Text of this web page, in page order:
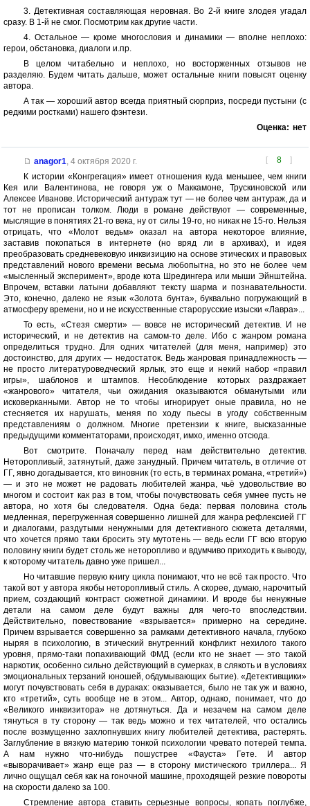
3. Детективная составляющая неровная. Во 2-й книге злодея угадал
сразу. В 1-й не смог. Посмотрим как другие части.
4. Остальное — кроме многословия и динамики — вполне неплохо:
герои, обстановка, диалоги и.пр.
В целом читабельно и неплохо, но восторженных отзывов не
разделяю. Будем читать дальше, может остальные книги повысят оценку
автора.
А так — хороший автор всегда приятный сюрприз, посреди пустыни (с
редкими ростками) нашего фэнтези.
Оценка: нет
[ 8 ]
anagor1, 4 октября 2020 г.
К истории «Конгрегация» имеет отношения куда меньшее, чем книги
Кея или Валентинова, не говоря уж о Маккамоне, Трускиновской или
Алексее Иванове. Исторический антураж тут — не более чем антураж, да и
тот не прописан толком. Люди в романе действуют — современные,
мыслящие в понятиях 21-го века, ну от силы 19-го, но никак не 15-го. Нельзя
отрицать, что «Молот ведьм» оказал на автора некоторое влияние,
заставив покопаться в интернете (но вряд ли в архивах), и идея
преобразовать средневековую инквизицию на основе этических и правовых
представлений нового времени весьма любопытна, но это не более чем
«мысленный эксперимент», вроде кота Шредингера или мыши Эйнштейна.
Впрочем, вставки латыни добавляют тексту шарма и познавательности.
Это, конечно, далеко не язык «Золота бунта», буквально погружающий в
атмосферу времени, но и не искусственные старорусские изыски «Лавра»...
То есть, «Стезя смерти» — вовсе не исторический детектив. И не
исторический, и не детектив на самом-то деле. Ибо с жанром романа
определиться трудно. Для одних читателей (для меня, например) это
достоинство, для других — недостаток. Ведь жанровая принадлежность —
не просто литературоведческий ярлык, это еще и некий набор «правил
игры», шаблонов и штампов. Несоблюдение которых раздражает
«жанрового» читателя, чьи ожидания оказываются обманутыми или
исковерканными. Автор не то чтобы игнорирует оные правила, но не
стесняется их нарушать, меняя по ходу пьесы в угоду собственным
представлениям о должном. Многие претензии к книге, высказанные
предыдущими комментаторами, происходят, имхо, именно отсюда.
Вот смотрите. Поначалу перед нам действительно детектив.
Неторопливый, затянутый, даже занудный. Причем читатель, в отличие от
ГГ, явно догадывается, кто виновник (то есть, в терминах романа, «третий»)
— и это не может не радовать любителей жанра, чьё удовольствие во
многом и состоит как раз в том, чтобы почувствовать себя умнее пусть не
автора, но хотя бы следователя. Одна беда: первая половина столь
медленная, перегруженная совершенно лишней для жанра рефлексией ГГ
и диалогами, раздутыми ненужными для детективного сюжета деталями,
что хочется прямо таки бросить эту мутотень — ведь если ГГ всю вторую
половину книги будет столь же неторопливо и вдумчиво приходить к выводу,
к которому читатель давно уже пришел...
Но читавшие первую книгу цикла понимают, что не всё так просто. Что
такой вот у автора якобы неторопливый стиль. А скорее, думаю, нарочитый
прием, создающий контраст сюжетной динамики. И вроде бы ненужные
детали на самом деле будут важны для чего-то впоследствии.
Действительно, повествование «взрывается» примерно на середине.
Причем взрывается совершенно за рамками детективного начала, глубоко
ныряя в психологию, в этический внутренний конфликт нехилого такого
уровня, прямо-таки попахивающий ФМД (если кто не знает — это такой
наркотик, особенно сильно действующий в сумерках, в слякоть и в условиях
эмоциональных терзаний юношей, обдумывающих бытие). «Детективщики»
могут почувствовать себя в дураках: оказывается, было не так уж и важно,
кто «третий», суть вообще не в этом... Автор, однако, понимает, что до
«Великого инквизитора» не дотянуться. Да и незачем на самом деле
тянуться в ту сторону — так ведь можно и тех читателей, что остались
после возмущенно захлопнувших книгу любителей детектива, растерять.
Заглубление в вязкую материю тонкой психологии чревато потерей темпа.
А нам нужно что-нибудь пошустрее «Фауста» Гете. И автор
«выворачивает» жанр еще раз — в сторону мистического триллера... Я
лично ощущал себя как на гоночной машине, проходящей резкие повороты
на скорости далеко за 100.
Стремление автора ставить серьезные вопросы, копать поглубже,